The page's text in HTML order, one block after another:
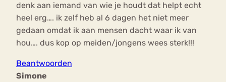
denk aan iemand van wie je houdt dat helpt echt
heel erg…. ik zelf heb al 6 dagen het niet meer
gedaan omdat ik aan mensen dacht waar ik van
hou…. dus kop op meiden/jongens wees sterk!!!
Beantwoorden
Simone